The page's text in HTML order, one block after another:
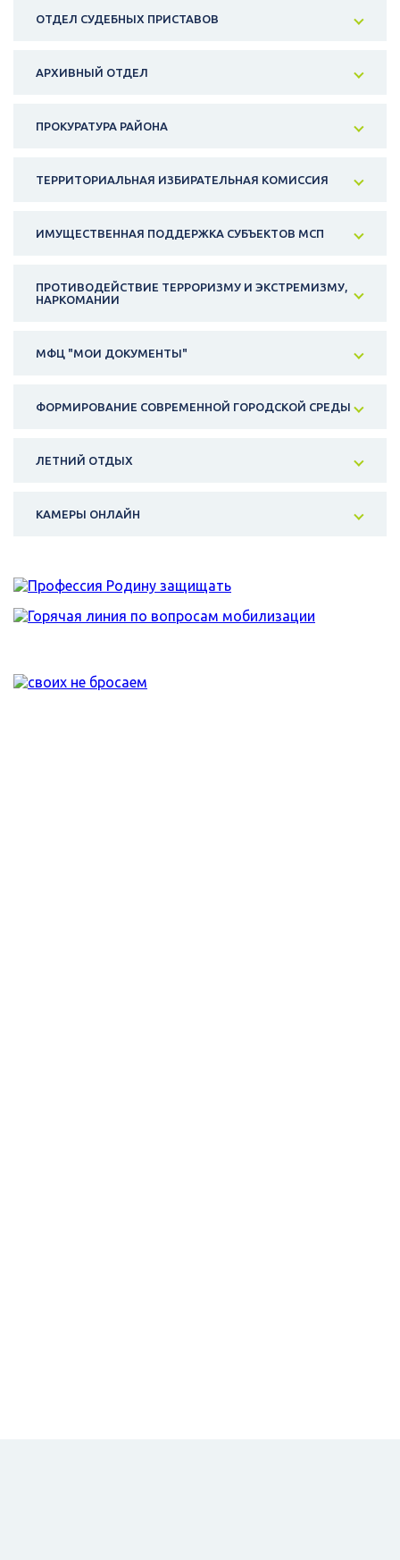
ОТДЕЛ СУДЕБНЫХ ПРИСТАВОВ
АРХИВНЫЙ ОТДЕЛ
ПРОКУРАТУРА РАЙОНА
ТЕРРИТОРИАЛЬНАЯ ИЗБИРАТЕЛЬНАЯ КОМИССИЯ
ИМУЩЕСТВЕННАЯ ПОДДЕРЖКА СУБЪЕКТОВ МСП
ПРОТИВОДЕЙСТВИЕ ТЕРРОРИЗМУ И ЭКСТРЕМИЗМУ,
НАРКОМАНИИ
МФЦ "МОИ ДОКУМЕНТЫ"
ФОРМИРОВАНИЕ СОВРЕМЕННОЙ ГОРОДСКОЙ СРЕДЫ
ЛЕТНИЙ ОТДЫХ
КАМЕРЫ ОНЛАЙН